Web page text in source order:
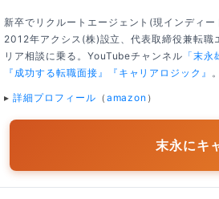
新卒でリクルートエージェント(現インディ
2012年アクシス(株)設立、代表取締役兼転職
リア相談に乗る。YouTubeチャンネル 「末
『成功する転職面接』
『キャリアロジック』
▸ 詳細プロフィール （ amazon ）
末永にキ